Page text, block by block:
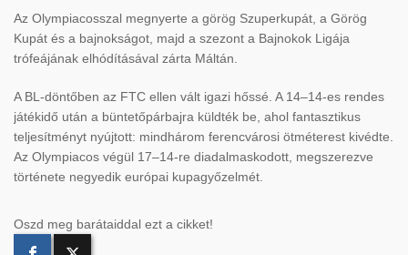
Az Olympiacosszal megnyerte a görög Szuperkupát, a Görög
Kupát és a bajnokságot, majd a szezont a Bajnokok Ligája
trófeájának elhódításával zárta Máltán.
A BL-döntőben az FTC ellen vált igazi hőssé. A 14–14-es rendes
játékidő után a büntetőpárbajra küldték be, ahol fantasztikus
teljesítményt nyújtott: mindhárom ferencvárosi ötméterest kivédte.
Az Olympiacos végül 17–14-re diadalmaskodott, megszerezve
története negyedik európai kupagyőzelmét.
Oszd meg barátaiddal ezt a cikket!